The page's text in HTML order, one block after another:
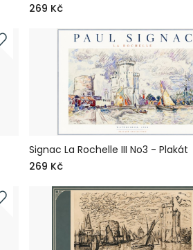
269 Kč
Signac La Rochelle III No3 - Plakát
269 Kč